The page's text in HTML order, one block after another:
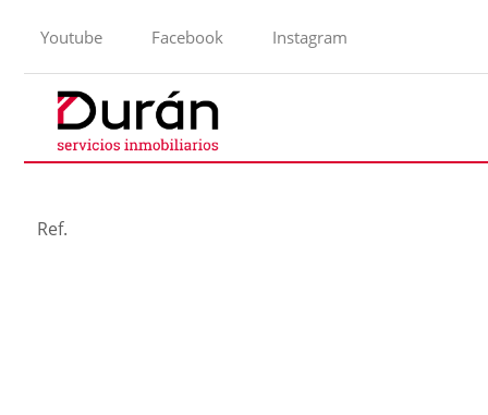
Youtube Facebook Instagram
Ref.